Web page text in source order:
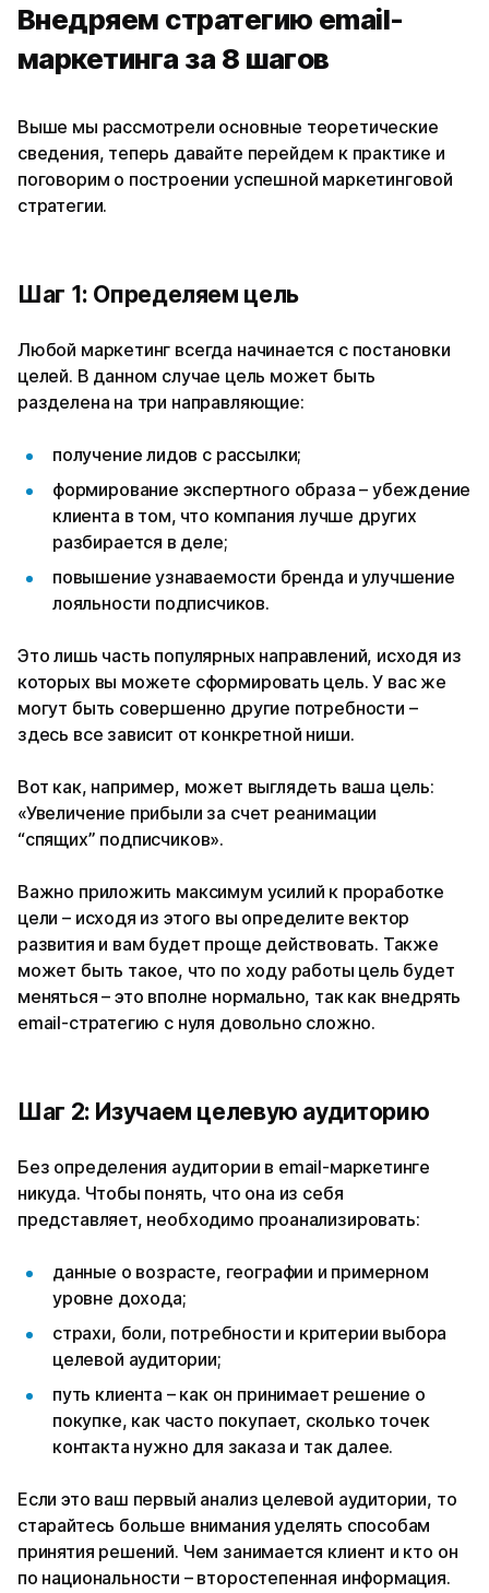
Внедряем стратегию email-
маркетинга за 8 шагов
Выше мы рассмотрели основные теоретические
сведения, теперь давайте перейдем к практике и
поговорим о построении успешной маркетинговой
стратегии.
Шаг 1: Определяем цель
Любой маркетинг всегда начинается с постановки
целей. В данном случае цель может быть
разделена на три направляющие:
получение лидов с рассылки;
формирование экспертного образа – убеждение
клиента в том, что компания лучше других
разбирается в деле;
повышение узнаваемости бренда и улучшение
лояльности подписчиков.
Это лишь часть популярных направлений, исходя из
которых вы можете сформировать цель. У вас же
могут быть совершенно другие потребности –
здесь все зависит от конкретной ниши.
Вот как, например, может выглядеть ваша цель:
«Увеличение прибыли за счет реанимации
“спящих” подписчиков».
Важно приложить максимум усилий к проработке
цели – исходя из этого вы определите вектор
развития и вам будет проще действовать. Также
может быть такое, что по ходу работы цель будет
меняться – это вполне нормально, так как внедрять
email-стратегию с нуля довольно сложно.
Шаг 2: Изучаем целевую аудиторию
Без определения аудитории в email-маркетинге
никуда. Чтобы понять, что она из себя
представляет, необходимо проанализировать:
данные о возрасте, географии и примерном
уровне дохода;
страхи, боли, потребности и критерии выбора
целевой аудитории;
путь клиента – как он принимает решение о
покупке, как часто покупает, сколько точек
контакта нужно для заказа и так далее.
Если это ваш первый анализ целевой аудитории, то
старайтесь больше внимания уделять способам
принятия решений. Чем занимается клиент и кто он
по национальности – второстепенная информация.